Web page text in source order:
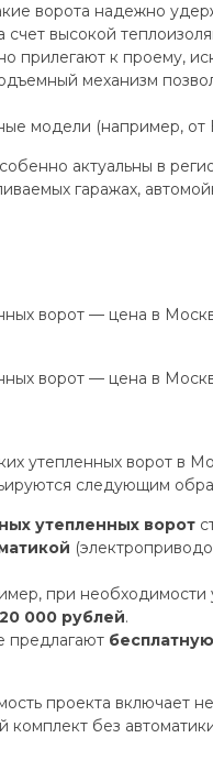
ворота надежно
счет высокой
прилегают к проему,
механизм
модели (например,
актуальны в
гаражах,
ворот — цена в
ворот — цена в
утепленных ворот в
следующим
утепленных ворот
при
000 рублей.
предлагают
проекта включает
комплект без